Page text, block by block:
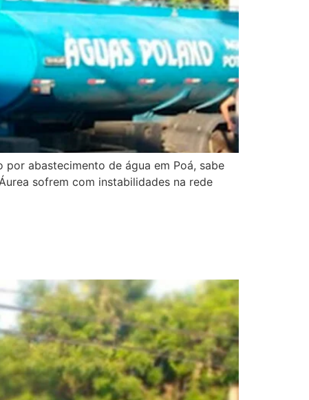
abastecimento de água em Poá, sabe
sofrem com instabilidades na rede